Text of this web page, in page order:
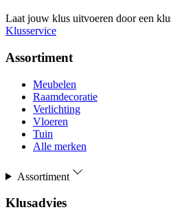
Laat jouw klus uitvoeren door een
Klusservice
Assortiment
Meubelen
Raamdecoratie
Verlichting
Vloeren
Tuin
Alle merken
Assortiment
Klusadvies